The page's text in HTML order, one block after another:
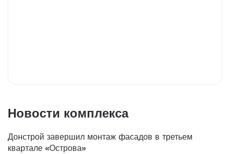
Новости комплекса
Донстрой завершил монтаж фасадов в третьем
квартале «Острова»